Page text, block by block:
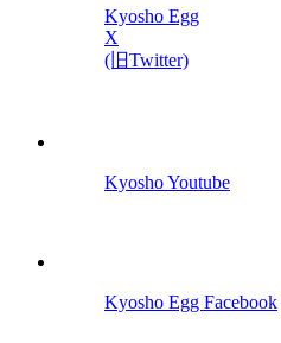
Kyosho Egg
X
(旧Twitter)
Kyosho Youtube
Kyosho Egg Facebook